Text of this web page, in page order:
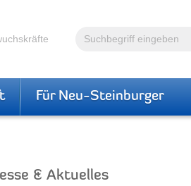
Volltextsuche
Für Neu-Steinburger
& Aktuelles